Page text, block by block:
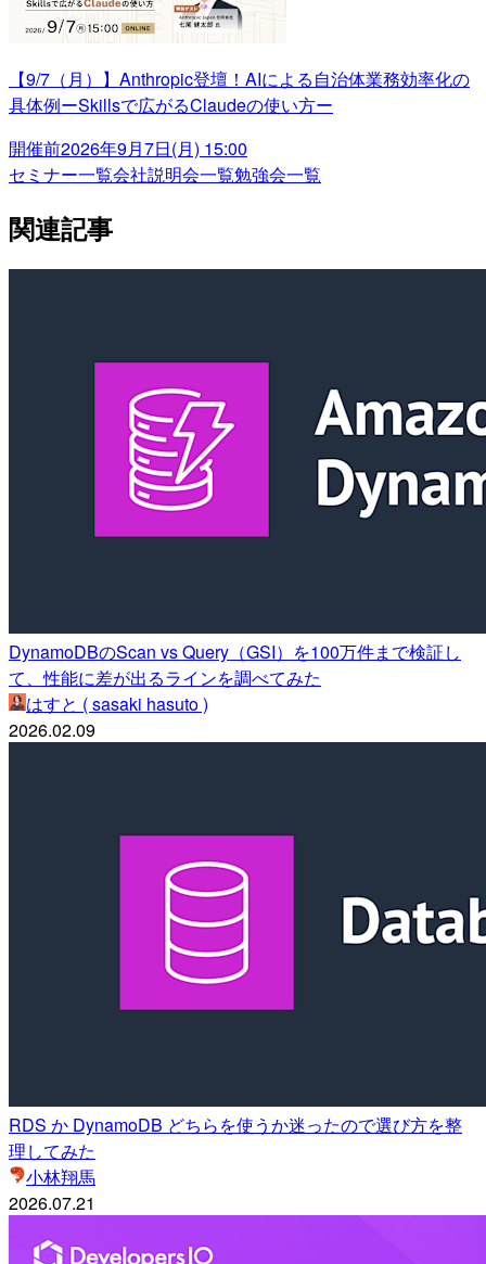
【9/7（月）】Anthropic登壇！AIによる自治体業務効率化の
具体例ーSkillsで広がるClaudeの使い方ー
開催前2026年9月7日(月) 15:00
セミナー一覧会社説明会一覧勉強会一覧
関連記事
DynamoDBのScan vs Query（GSI）を100万件まで検証し
て、性能に差が出るラインを調べてみた
はすと ( sasaki hasuto )
2026.02.09
RDS か DynamoDB どちらを使うか迷ったので選び方を整
理してみた
小林翔馬
2026.07.21